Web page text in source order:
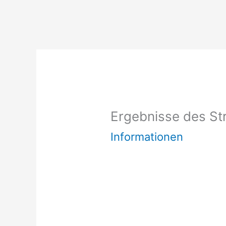
Ergebnisse des
Informationen